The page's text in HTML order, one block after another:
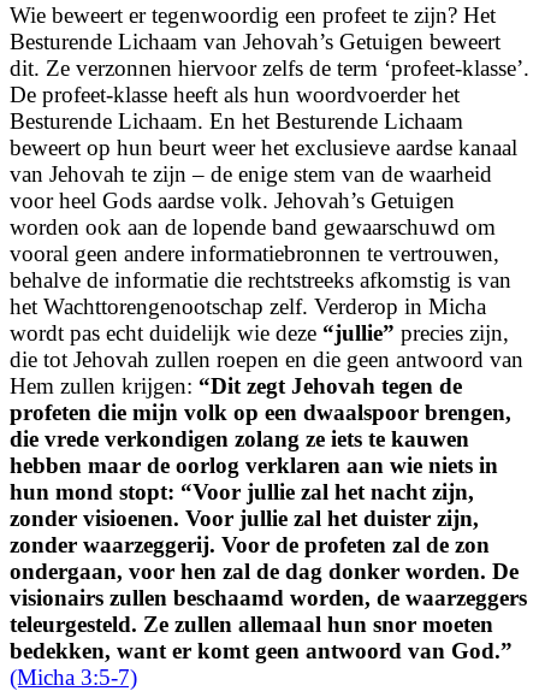
Wie beweert er tegenwoordig een profeet te zijn? Het
Besturende Lichaam van Jehovah’s Getuigen beweert
dit. Ze verzonnen hiervoor zelfs de term ‘profeet-klasse’.
De profeet-klasse heeft als hun woordvoerder het
Besturende Lichaam. En het Besturende Lichaam
beweert op hun beurt weer het exclusieve aardse kanaal
van Jehovah te zijn – de enige stem van de waarheid
voor heel Gods aardse volk. Jehovah’s Getuigen
worden ook aan de lopende band gewaarschuwd om
vooral geen andere informatiebronnen te vertrouwen,
behalve de informatie die rechtstreeks afkomstig is van
het Wachttorengenootschap zelf. Verderop in Micha
wordt pas echt duidelijk wie deze “jullie” precies zijn,
die tot Jehovah zullen roepen en die geen antwoord van
Hem zullen krijgen: “Dit zegt Jehovah tegen de
profeten die mijn volk op een dwaalspoor brengen,
die vrede verkondigen zolang ze iets te kauwen
hebben maar de oorlog verklaren aan wie niets in
hun mond stopt: “Voor jullie zal het nacht zijn,
zonder visioenen. Voor jullie zal het duister zijn,
zonder waarzeggerij. Voor de profeten zal de zon
ondergaan, voor hen zal de dag donker worden. De
visionairs zullen beschaamd worden, de waarzeggers
teleurgesteld. Ze zullen allemaal hun snor moeten
bedekken, want er komt geen antwoord van God.”
(Micha 3:5-7)